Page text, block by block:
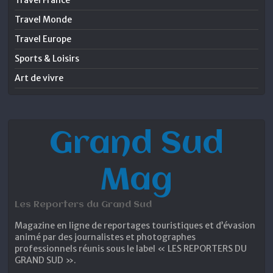
Travel Monde
Travel Europe
Sports & Loisirs
Art de vivre
Grand Sud
Mag
Les Reporters du Grand Sud
Magazine en ligne de reportages touristiques et d’évasion
animé par des journalistes et photographes
professionnels réunis sous le label « LES REPORTERS DU
GRAND SUD ».